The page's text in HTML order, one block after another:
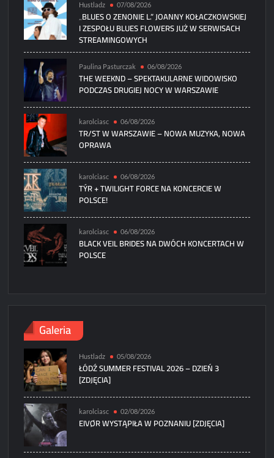
Hustladz 07/08/2026
„BLUES O ZENONIE L.” JOANNY KOŁACZKOWSKIEJ
I ZESPOŁU BLUES FLOWERS JUŻ W SERWISACH
STREAMINGOWYCH
Paulina Pasturczak 06/08/2026
THE WEEKND – SPEKTAKULARNE WIDOWISKO
PODCZAS DRUGIEJ NOCY W WARSZAWIE
karolciasc 06/08/2026
TR/ST W WARSZAWIE – NOWA MUZYKA, NOWA
OPRAWA
karolciasc 06/08/2026
TÝR + TWILIGHT FORCE NA KONCERCIE W
POLSCE!
karolciasc 06/08/2026
BLACK VEIL BRIDES NA DWÓCH KONCERTACH W
POLSCE
Galeria
Hustladz 05/08/2026
ŁÓDŹ SUMMER FESTIVAL 2026 – DZIEŃ 3
[ZDJĘCIA]
karolciasc 02/08/2026
EIVØR WYSTĄPIŁA W POZNANIU [ZDJĘCIA]